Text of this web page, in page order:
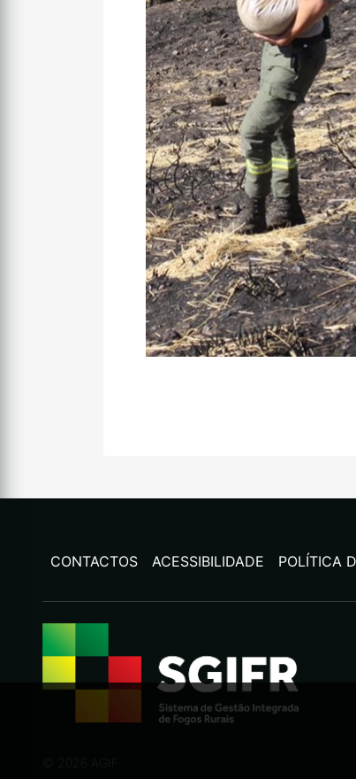
CONTACTOS ACESSIBILIDADE POLÍTICA
2026 AGIF